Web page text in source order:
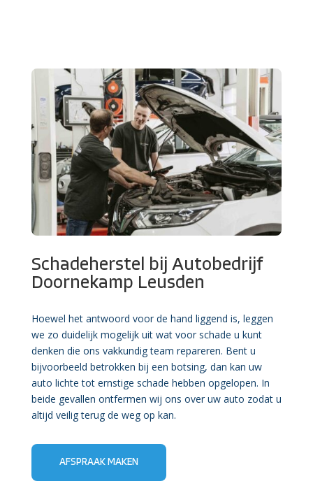
Schadeherstel bij Autobedrijf
Doornekamp Leusden
Hoewel het antwoord voor de hand liggend is, leggen
we zo duidelijk mogelijk uit wat voor schade u kunt
denken die ons vakkundig team repareren. Bent u
bijvoorbeeld betrokken bij een botsing, dan kan uw
auto lichte tot ernstige schade hebben opgelopen. In
beide gevallen ontfermen wij ons over uw auto zodat u
altijd veilig terug de weg op kan.
AFSPRAAK MAKEN